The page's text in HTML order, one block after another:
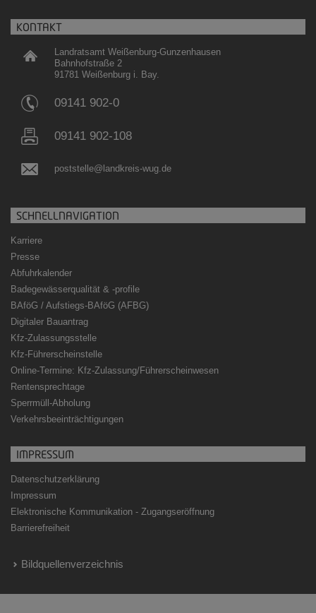
KONTAKT
Landratsamt Weißenburg-Gunzenhausen
Bahnhofstraße 2
91781 Weißenburg i. Bay.
09141 902-0
09141 902-108
poststelle@landkreis-wug.de
SCHNELLNAVIGATION
Karriere
Presse
Abfuhrkalender
Badegewässerqualität & -profile
BAföG / Aufstiegs-BAföG (AFBG)
Digitaler Bauantrag
Kfz-Zulassungsstelle
Kfz-Führerscheinstelle
Online-Termine: Kfz-Zulassung/Führerscheinwesen
Rentensprechtage
Sperrmüll-Abholung
Verkehrsbeeinträchtigungen
IMPRESSUM
Datenschutzerklärung
Impressum
Elektronische Kommunikation - Zugangseröffnung
Barrierefreiheit
Bildquellenverzeichnis